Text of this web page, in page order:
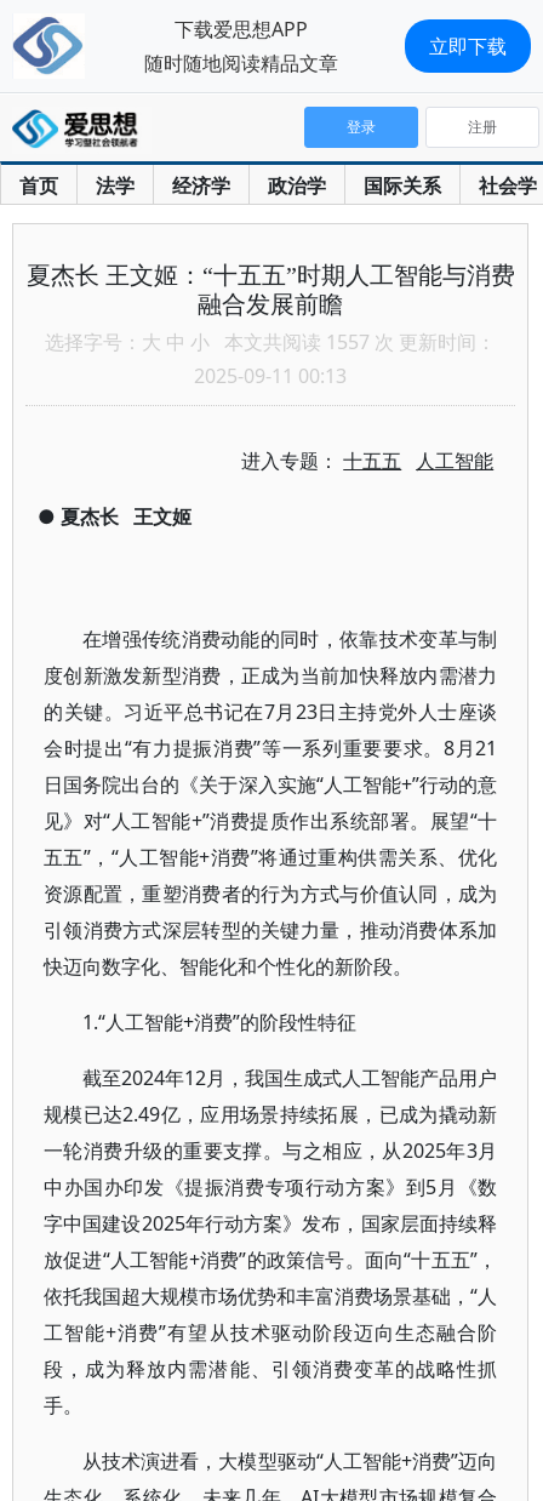
首页 法学 经济学 政治学 国际关系 社会学
登录 注册
夏杰长 王文姬：“十五五”时期人工智能与消费
融合发展前瞻
选择字号： 大 中 小 本文共阅读 1557 次 更新时间：
2025-09-11 00:13
进入专题：十五五 人工智能
● 夏杰长 王文姬
在增强传统消费动能的同时，依靠技术变革与制
度创新激发新型消费，正成为当前加快释放内需潜力
的关键。习近平总书记在7月23日主持党外人士座谈
会时提出“有力提振消费”等一系列重要要求。8月21
日国务院出台的《关于深入实施“人工智能+”行动的意
见》对“人工智能+”消费提质作出系统部署。展望“十
五五”，“人工智能+消费”将通过重构供需关系、优化
资源配置，重塑消费者的行为方式与价值认同，成为
引领消费方式深层转型的关键力量，推动消费体系加
快迈向数字化、智能化和个性化的新阶段。
1.“人工智能+消费”的阶段性特征
截至2024年12月，我国生成式人工智能产品用户
规模已达2.49亿，应用场景持续拓展，已成为撬动新
一轮消费升级的重要支撑。与之相应，从2025年3月
中办国办印发《提振消费专项行动方案》到5月《数
字中国建设2025年行动方案》发布，国家层面持续释
放促进“人工智能+消费”的政策信号。面向“十五五”，
依托我国超大规模市场优势和丰富消费场景基础，“人
工智能+消费”有望从技术驱动阶段迈向生态融合阶
段，成为释放内需潜能、引领消费变革的战略性抓
手。
从技术演进看，大模型驱动“人工智能+消费”迈向
下载爱思想APP
随时随地阅读精品文章
立即下载